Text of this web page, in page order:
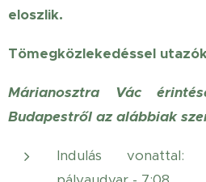
eloszlik.
Tömegközlekedéssel
Márianosztra Vác
Budapestről az alábbiak
Indulás vonattal: